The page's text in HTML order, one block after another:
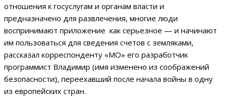
отношения к госуслугам и органам власти и
предназначено для развлечения, многие люди
воспринимают приложение как серьезное — и начинают
им пользоваться для сведения счетов с земляками,
рассказал корреспонденту «МО» его разработчик
программист Владимир (имя изменено из соображений
безопасности), переехавший после начала войны в одну
из европейских стран.